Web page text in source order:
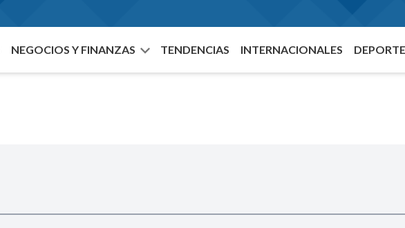
NEGOCIOS Y FINANZAS TENDENCIAS INTERNACIONALES